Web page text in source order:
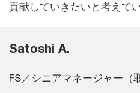
貢献していきたいと考えてい
Satoshi A.
FS／シニアマネージャー（